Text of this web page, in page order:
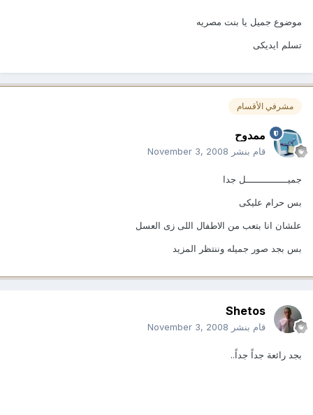
موضوع جميل يا بنت مصريه
تسلم ايديكى
مشرفي الأقسام
ممدوح
قام بنشر November 3, 2008
جميـــــــــــــــل جدا
بس حرام عليكى
علشان انا بتعب من الاطفال اللى زى العسل
بس بجد صور جميله وننتظر المزيد
Shetos
قام بنشر November 3, 2008
بجد رائعة جداً جداً..